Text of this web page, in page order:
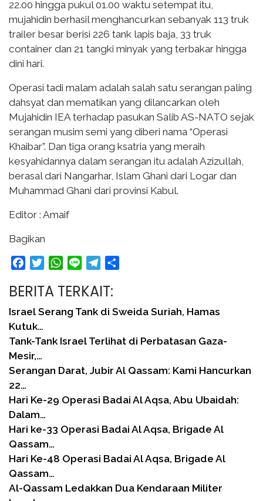
22.00 hingga pukul 01.00 waktu setempat itu,
mujahidin berhasil menghancurkan sebanyak 113 truk
trailer besar berisi 226 tank lapis baja, 33 truk
container dan 21 tangki minyak yang terbakar hingga
dini hari.
Operasi tadi malam adalah salah satu serangan paling
dahsyat dan mematikan yang dilancarkan oleh
Mujahidin IEA terhadap pasukan Salib AS-NATO sejak
serangan musim semi yang diberi nama “Operasi
Khaibar”. Dan tiga orang ksatria yang meraih
kesyahidannya dalam serangan itu adalah Azizullah,
berasal dari Nangarhar, Islam Ghani dari Logar dan
Muhammad Ghani dari provinsi Kabul.
Editor : Amaif
Bagikan
FacebookTwitterWhatsApp
Line Telegram
BERITA TERKAIT:
Israel Serang Tank di Sweida Suriah, Hamas
Kutuk…
Tank-Tank Israel Terlihat di Perbatasan Gaza-
Mesir,…
Serangan Darat, Jubir Al Qassam: Kami Hancurkan
22…
Hari Ke-29 Operasi Badai Al Aqsa, Abu Ubaidah:
Dalam…
Hari ke-33 Operasi Badai Al Aqsa, Brigade Al
Qassam…
Hari Ke-48 Operasi Badai Al Aqsa, Brigade Al
Qassam…
Al-Qassam Ledakkan Dua Kendaraan Militer